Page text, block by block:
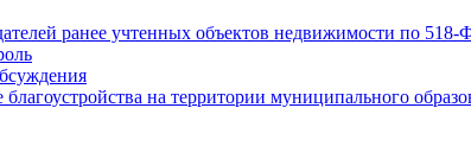
ранее учтенных объектов недвижимости по 518-
благоустройства на территории муниципального